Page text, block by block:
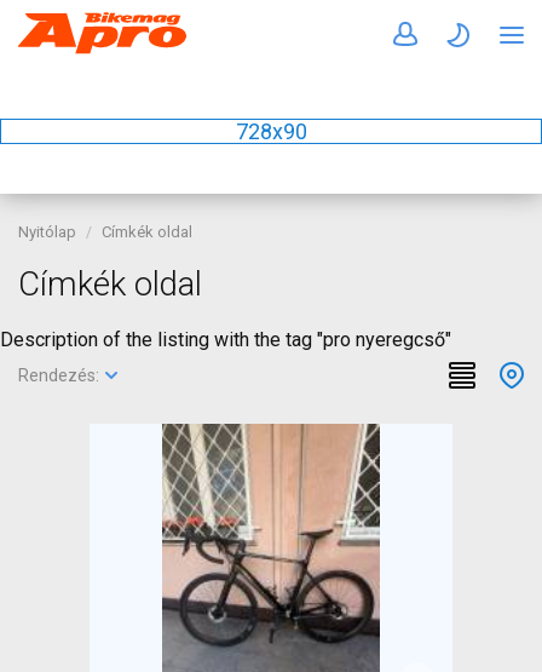
728x90
Nyitólap Címkék oldal
Címkék oldal
Description of the listing with the tag "pro nyeregcső"
Rendezés: